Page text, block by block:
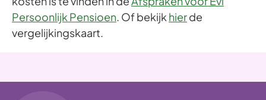
Persoonlijk Pensioen. Of bekijk hierde
vergelijkingskaart.